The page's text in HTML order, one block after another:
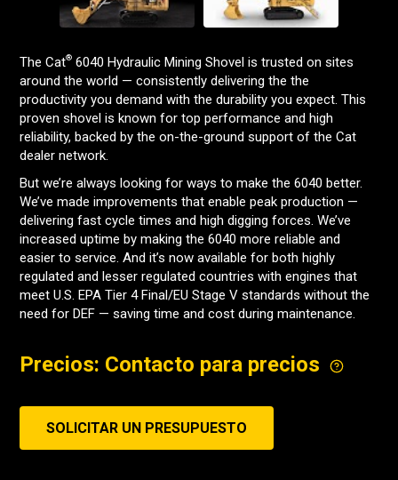
The Cat® 6040 Hydraulic Mining Shovel is trusted on sites
around the world — consistently delivering the the
productivity you demand with the durability you expect. This
proven shovel is known for top performance and high
reliability, backed by the on-the-ground support of the Cat
dealer network.
But we’re always looking for ways to make the 6040 better.
We’ve made improvements that enable peak production —
delivering fast cycle times and high digging forces. We’ve
increased uptime by making the 6040 more reliable and
easier to service. And it’s now available for both highly
regulated and lesser regulated countries with engines that
meet U.S. EPA Tier 4 Final/EU Stage V standards without the
need for DEF — saving time and cost during maintenance.
Precios: Contacto para precios
SOLICITAR UN PRESUPUESTO